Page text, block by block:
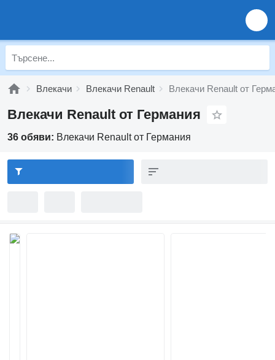
Влекачи Влекачи Renault Влекачи Renault от
Влекачи Renault от Германия
36 обяви: Влекачи Renault от Германия